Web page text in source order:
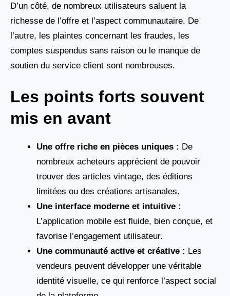
D’un côté, de nombreux utilisateurs saluent la
richesse de l’offre et l’aspect communautaire. De
l’autre, les plaintes concernant les fraudes, les
comptes suspendus sans raison ou le manque de
soutien du service client sont nombreuses.
Les points forts souvent
mis en avant
Une offre riche en pièces uniques : De
nombreux acheteurs apprécient de pouvoir
trouver des articles vintage, des éditions
limitées ou des créations artisanales.
Une interface moderne et intuitive :
L’application mobile est fluide, bien conçue, et
favorise l’engagement utilisateur.
Une communauté active et créative : Les
vendeurs peuvent développer une véritable
identité visuelle, ce qui renforce l’aspect social